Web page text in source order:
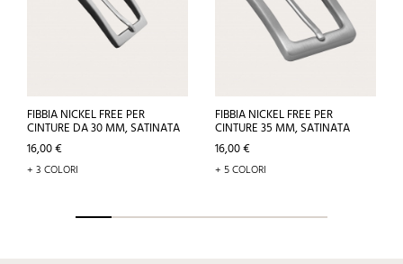
FIBBIA NICKEL FREE PER
CINTURE DA 30 MM, SATINATA
Prezzo
16,00 €
+ 3 COLORI
FIBBIA NICKEL FREE PER
CINTURE 35 MM, SATINATA
Prezzo
16,00 €
+ 5 COLORI